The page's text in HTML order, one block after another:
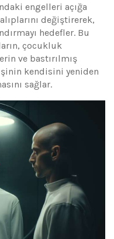
engelleri açığa
değiştirerek,
hedefler. Bu
çocukluk
ve bastırılmış
kendisini yeniden
sağlar.